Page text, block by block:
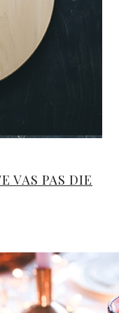
VAS PAS DIE